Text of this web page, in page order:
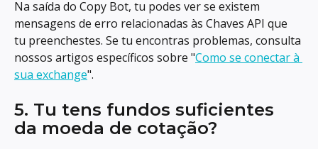
Na saída do Copy Bot, tu podes ver se existem
mensagens de erro relacionadas às Chaves API que
tu preenchestes. Se tu encontras problemas, consulta
nossos artigos específicos sobre "Como se conectar à
sua exchange".
5. Tu tens fundos suficientes
da moeda de cotação?